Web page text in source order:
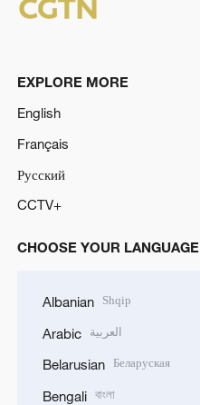
EXPLORE MORE
English
Français
Русский
CCTV+
CHOOSE YOUR LANGUAGE
Albanian Shqip
Arabic العربية
Belarusian Беларуская
Bengali বাংলা